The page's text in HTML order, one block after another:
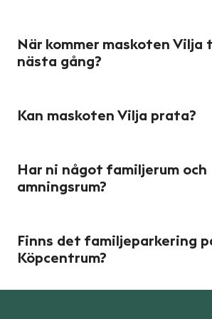
När kommer maskoten Vilja
nästa gång?
Kan maskoten Vilja prata?
Har ni något familjerum och
amningsrum?
Finns det familjeparkering
Köpcentrum?